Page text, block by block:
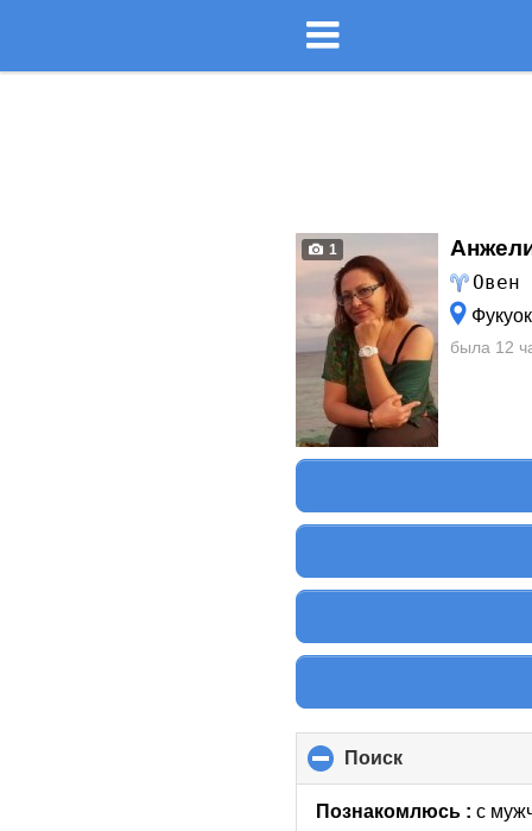
1
Овен
была 12
Поиск
to
collapse
Познакомлюсь :с